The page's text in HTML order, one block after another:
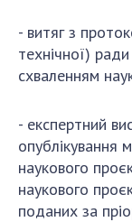
- витяг з
технічної)
схваленням
- експертний
опублікування
наукового
наукового
поданих за